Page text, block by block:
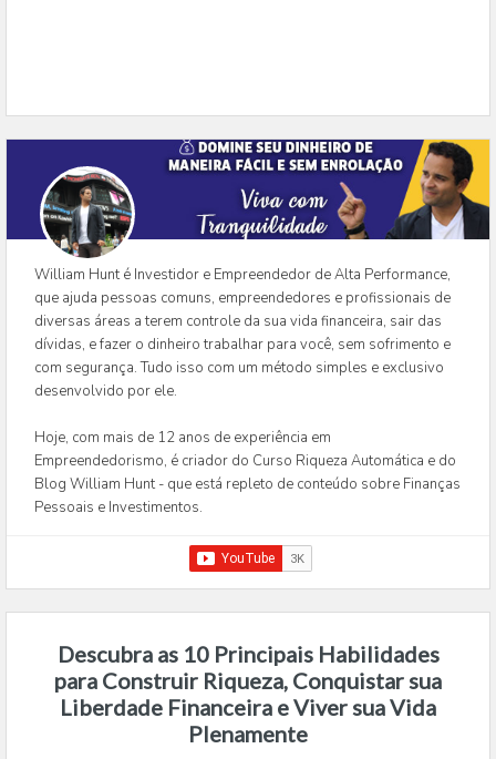
William Hunt é Investidor e Empreendedor de Alta Performance,
que ajuda pessoas comuns, empreendedores e profissionais de
diversas áreas a terem controle da sua vida financeira, sair das
dívidas, e fazer o dinheiro trabalhar para você, sem sofrimento e
com segurança. Tudo isso com um método simples e exclusivo
desenvolvido por ele.
Hoje, com mais de 12 anos de experiência em
Empreendedorismo, é criador do Curso Riqueza Automática e do
Blog William Hunt - que está repleto de conteúdo sobre Finanças
Pessoais e Investimentos.
Descubra as 10 Principais Habilidades
para Construir Riqueza, Conquistar sua
Liberdade Financeira e Viver sua Vida
Plenamente